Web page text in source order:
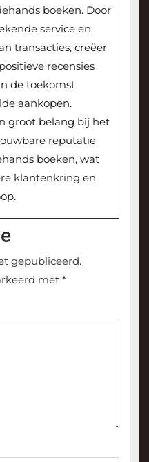
boeken. Door
service en
transacties, creëer
recensies
de toekomst
aankopen.
groot belang bij het
reputatie
boeken, wat
klantenkring en
gepubliceerd.
met *